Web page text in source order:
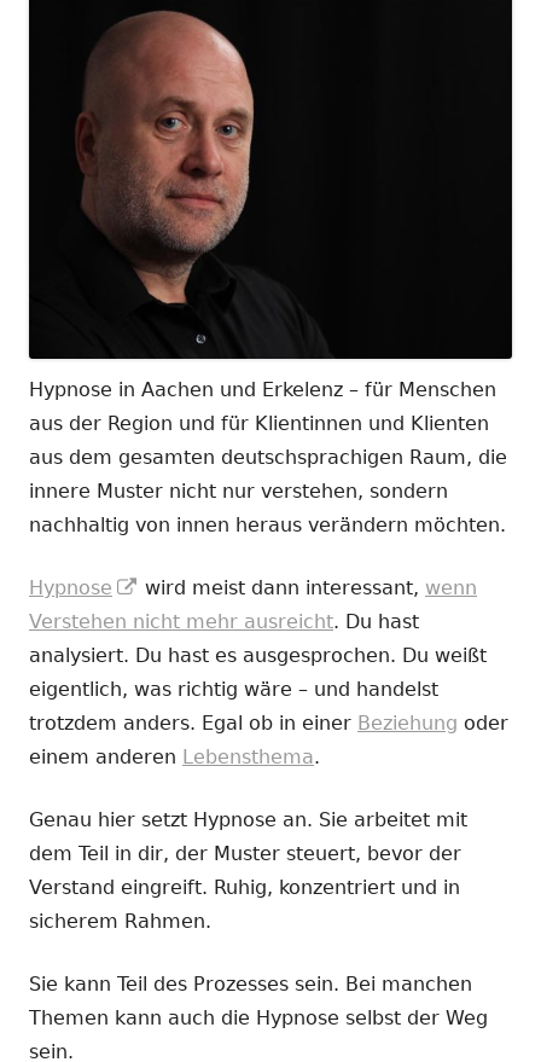
Hypnose in Aachen und Erkelenz – für Menschen
aus der Region und für Klientinnen und Klienten
aus dem gesamten deutschsprachigen Raum, die
innere Muster nicht nur verstehen, sondern
nachhaltig von innen heraus verändern möchten.
Hypnose
In
neuem
Fenster
öffnen
wird meist dann interessant, wenn
Verstehen nicht mehr ausreicht. Du hast
analysiert. Du hast es ausgesprochen. Du weißt
eigentlich, was richtig wäre – und handelst
trotzdem anders. Egal ob in einer Beziehung oder
einem anderen Lebensthema.
Genau hier setzt Hypnose an. Sie arbeitet mit
dem Teil in dir, der Muster steuert, bevor der
Verstand eingreift. Ruhig, konzentriert und in
sicherem Rahmen.
Sie kann Teil des Prozesses sein. Bei manchen
Themen kann auch die Hypnose selbst der Weg
sein.